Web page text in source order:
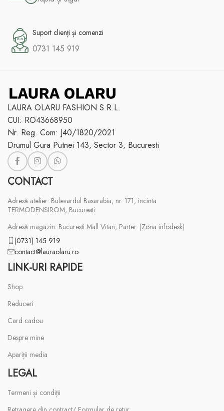
Suport clienți și comenzi
0731 145 919
LAURA OLARU FASHION S.R.L.
CUI: RO43668950
Nr. Reg. Com: J40/1820/2021
Drumul Gura Putnei 143, Sector 3, Bucuresti
CONTACT
Adresă atelier: Bulevardul Basarabia, nr. 171, incinta
TERMODENSIROM, Bucuresti
Adresă magazin: Bucuresti Mall Vitan, Parter. (Zona infodesk)
(0731) 145 919
contact@lauraolaru.ro
LINK-URI RAPIDE
Shop
Reduceri
Card cadou
Despre mine
Apariții media
LEGAL
Termeni și condiții